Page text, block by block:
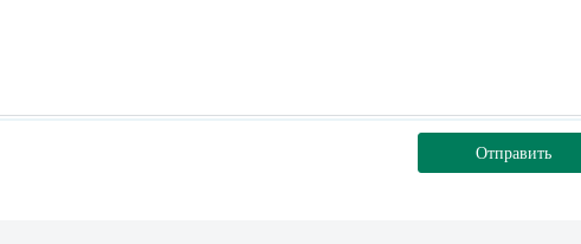
Отправить